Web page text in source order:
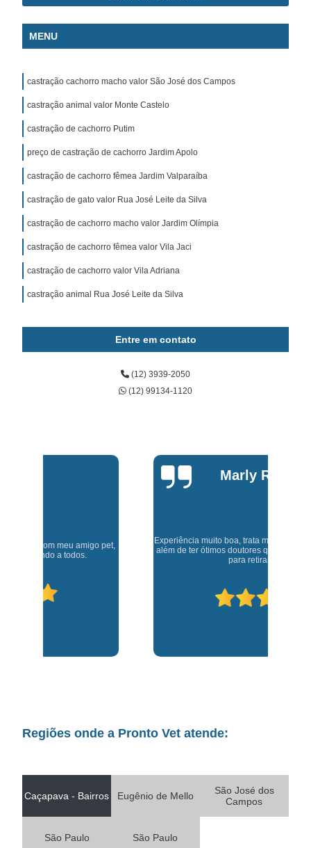
MENU
castração cachorro macho valor São José dos Campos
castração animal valor Monte Castelo
castração de cachorro Putim
preço de castração de cachorro Jardim Apolo
castração de cachorro fêmea Jardim Valparaíba
castração de gato valor Rua José Leite da Silva
castração de cachorro macho valor Jardim Olímpia
castração de cachorro fêmea valor Vila Jaci
castração de cachorro valor Vila Adriana
castração animal Rua José Leite da Silva
Entre em contato
(12) 3939-2050
(12) 99134-1120
Marly Rosa
Experiência muito boa, trata meus animaizinhos super bem
além de ter ótimos doutores que estão sempre disponíveis
Regiões onde a Pronto Vet atende:
Caçapava - Bairros Eugênio de Mello
São José dos
Campos
São Paulo São Paulo